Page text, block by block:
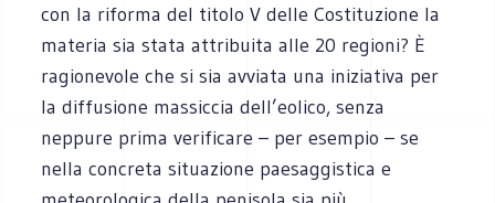
con la riforma del titolo V delle Costituzione la
materia sia stata attribuita alle 20 regioni? È
ragionevole che si sia avviata una iniziativa per
la diffusione massiccia dell’eolico, senza
neppure prima verificare – per esempio – se
nella concreta situazione paesaggistica e